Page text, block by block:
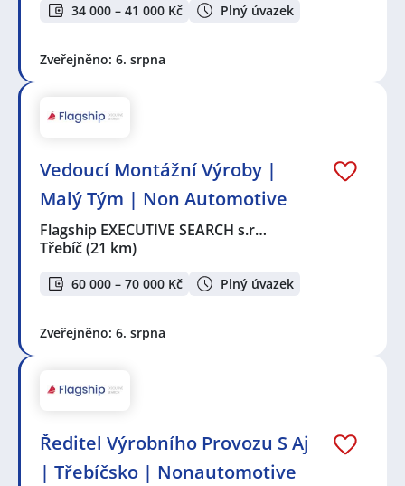
34 000 – 41 000 Kč Plný úvazek
Zveřejněno: 6. srpna
Vedoucí Montážní Výroby |
Malý Tým | Non Automotive
Flagship EXECUTIVE SEARCH s.r…
Třebíč(21 km)
60 000 – 70 000 Kč Plný úvazek
Zveřejněno: 6. srpna
Ředitel Výrobního Provozu S Aj
| Třebíčsko | Nonautomotive